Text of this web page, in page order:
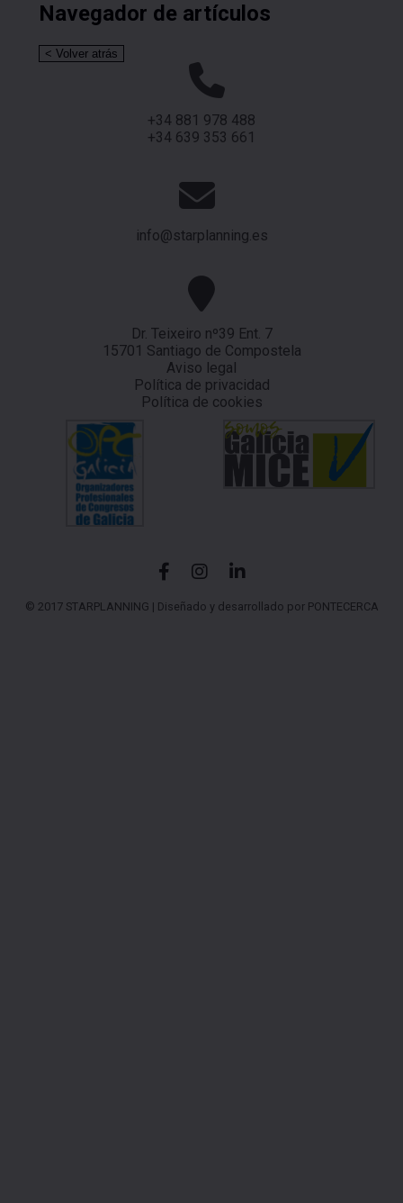
Navegador de artículos
+34 881 978 488
+34 639 353 661
info@starplanning.es
Dr. Teixeiro nº39 Ent. 7
15701 Santiago de Compostela
Aviso legal
Política de privacidad
Política de cookies
© 2017 STARPLANNING | Diseñado y desarrollado por PONTECERCA